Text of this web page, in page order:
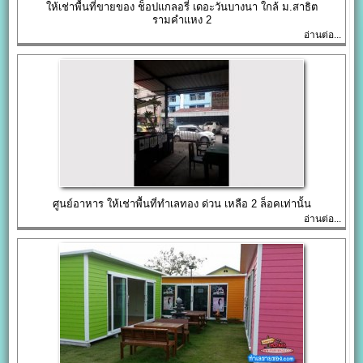
ให้เช่าพื้นที่ขายของ ช็อปแกลอรี่ เดอะวันบางนา ใกล้ ม.สาธิต
รามคำแหง 2
อ่านต่อ...
ศูนย์อาหาร ให้เช่าพื้นที่ทำเลทอง ด่วน เหลือ 2 ล็อคเท่านั้น
อ่านต่อ...